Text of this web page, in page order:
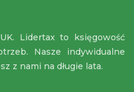
Lidertax to księgowość
Nasze indywidualne
z nami na długie lata.